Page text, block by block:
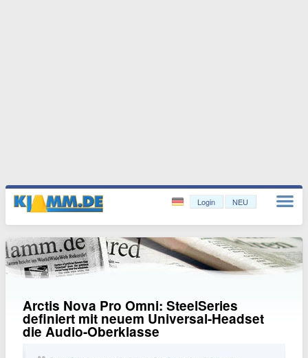
Login NEU
Arctis Nova Pro Omni: SteelSeries
definiert mit neuem Universal-Headset
die Audio-Oberklasse